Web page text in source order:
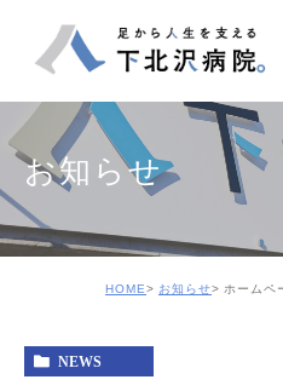
お知らせ
HOME お知らせ ホームペ
NEWS